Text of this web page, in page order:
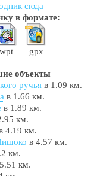
сюда
в формате:
wpt gpx
объекты
ручьяв 1.09 км.
в 1.66 км.
в 1.89 км.
км.
4.19 км.
в 4.57 км.
км.
км.